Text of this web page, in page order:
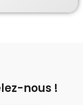
nous !